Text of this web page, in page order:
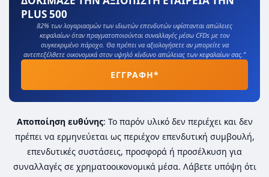
PLUS 500
82% των λογαριασμών των ιδιωτών επενδυτών υφίστανται απώλειες
κεφαλαίων όταν πραγματοποιούνται συναλλαγές μέσω CFDs με τον
συγκεκριμένο πάροχο. Θα πρέπει να αξιολογήσετε αν μπορείτε να
αντεπεξέλθετε οικονομικά στον υψηλό κίνδυνο απώλειας των κεφαλαίων σας.”
ΕΓΓΡΑΦΗ*
Αποποίηση ευθύνης: Το παρόν υλικό δεν περιέχει και δεν
πρέπει να ερμηνεύεται ως περιέχον επενδυτική συμβουλή,
επενδυτικές συστάσεις, προσφορά ή προσέλκυση για
συναλλαγές σε χρηματοοικονομικά μέσα. Λάβετε υπόψη ότι